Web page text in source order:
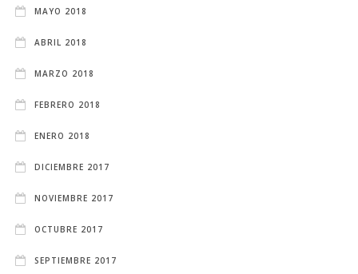
MAYO 2018
ABRIL 2018
MARZO 2018
FEBRERO 2018
ENERO 2018
DICIEMBRE 2017
NOVIEMBRE 2017
OCTUBRE 2017
SEPTIEMBRE 2017